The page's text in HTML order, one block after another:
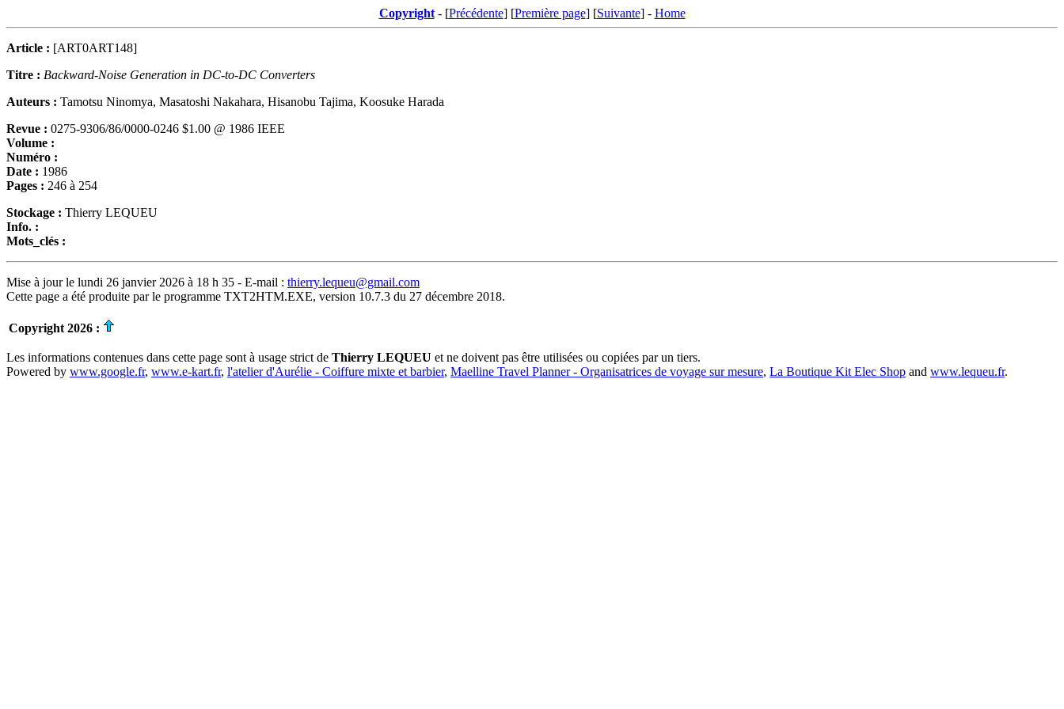
Copyright- [Précédente] [Première page] [Suivante] - Home
Article : [ART0ART148]
Titre : Backward-Noise Generation in DC-to-DC Converters
Auteurs : Tamotsu Ninomya, Masatoshi Nakahara, Hisanobu Tajima, Koosuke Harada
Revue : 0275-9306/86/0000-0246 $1.00 @ 1986 IEEE
Volume :
Numéro :
Date : 1986
Pages : 246 à 254
Stockage : Thierry LEQUEU
Info. :
Mots_clés :
Mise à jour le lundi 26 janvier 2026 à 18 h 35 - E-mail : thierry.lequeu@gmail.com
Cette page a été produite par le programme TXT2HTM.EXE, version 10.7.3 du 27 décembre 2018.
Copyright 2026 :
Les informations contenues dans cette page sont à usage strict de Thierry LEQUEU et ne doivent pas être utilisées ou copiées par un tiers.
Powered by www.google.fr, www.e-kart.fr, l'atelier d'Aurélie - Coiffure mixte et barbier, Maelline Travel Planner - Organisatrices de voyage sur mesure, La Boutique Kit Elec Shop and www.lequeu.fr.